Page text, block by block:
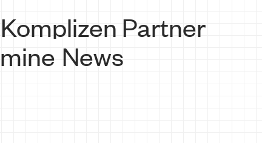
Komplizen Partner
News